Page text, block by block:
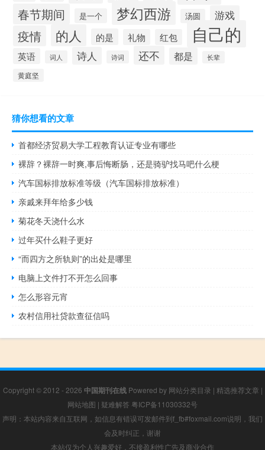
春节期间 是一个 梦幻西游 汤圆 游戏
疫情 的人 的是 礼物 红包 自己的
英语 词人 诗人 诗词 还不 都是 长辈
黄庭坚
猜你想看的文章
首都经济贸易大学工程教育认证专业有哪些
裸辞？裸辞一时爽,事后悔断肠，还是骑驴找马吧什么梗
汽车国标排放标准等级（汽车国标排放标准）
亲戚来拜年给多少钱
菊花冬天浇什么水
过年买什么鞋子更好
“而四方之所轨则”的出处是哪里
电脑上文件打不开怎么回事
怎么形容元宵
农村信用社贷款查征信吗
Copyright © 2012 - 2026 中国期刊在线Powered by 网站分类目录 | 精选推荐文章 |
网站地图 | 疑难解答 粤ICP备11030332号
声明：本站内容来自互联网，如信息有错误可发邮件到f_fb#foxmail.com说明，我们
会及时纠正，谢谢
本站仅为个人兴趣爱好，不接盈利性广告及商业合作